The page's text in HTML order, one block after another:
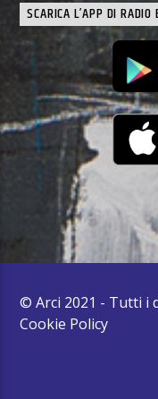
SCARICA L’APP DI RADIO
© Arci 2021 - Tutti i
Cookie Policy